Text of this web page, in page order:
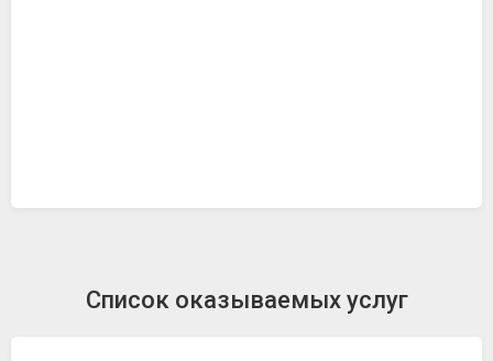
Список оказываемых услуг